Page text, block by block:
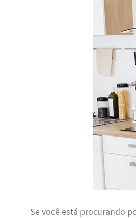
Se você está procurando